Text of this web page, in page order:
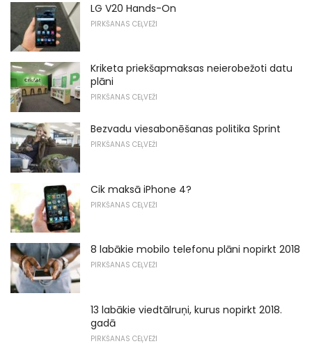
LG V20 Hands-On
PIRKŠANAS CEĻVEŽI
Kriketa priekšapmaksas neierobežoti datu
plāni
PIRKŠANAS CEĻVEŽI
Bezvadu viesabonēšanas politika Sprint
PIRKŠANAS CEĻVEŽI
Cik maksā iPhone 4?
PIRKŠANAS CEĻVEŽI
8 labākie mobilo telefonu plāni nopirkt 2018
PIRKŠANAS CEĻVEŽI
13 labākie viedtālruņi, kurus nopirkt 2018.
gadā
PIRKŠANAS CEĻVEŽI